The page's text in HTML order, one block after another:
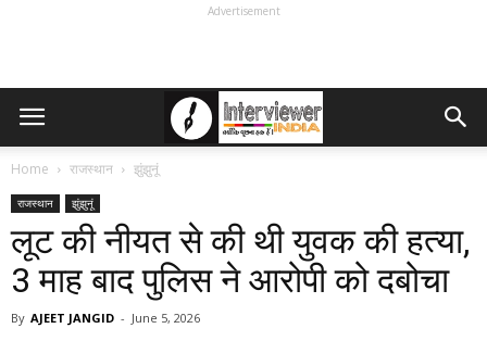
Advertisement
Home राजस्थान झुंझुनूं
राजस्थान झुंझुनूं
लूट की नीयत से की थी युवक की हत्या,
3 माह बाद पुलिस ने आरोपी को दबोचा
By AJEET JANGID - June 5, 2026